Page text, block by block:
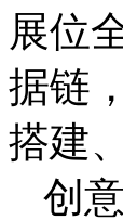
展位
据链
搭建
创